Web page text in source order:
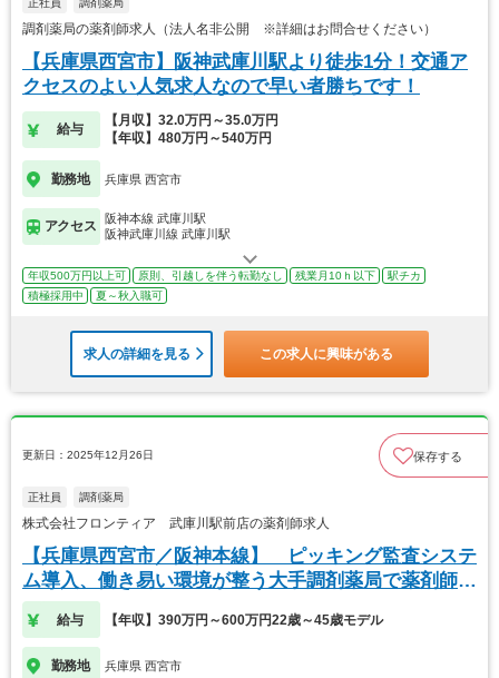
正社員 調剤薬局
調剤薬局の薬剤師求人（法人名非公開 ※詳細はお問合せください）
【兵庫県西宮市】阪神武庫川駅より徒歩1分！交通ア
クセスのよい人気求人なので早い者勝ちです！
給与
【月収】32.0万円～35.0万円
【年収】480万円～540万円
勤務地 兵庫県 西宮市
アクセス
阪神本線 武庫川駅
阪神武庫川線 武庫川駅
年収500万円以上可 原則、引越しを伴う転勤なし 残業月10ｈ以下
駅チカ
積極採用中
夏～秋入職可
求人の詳細を見る この求人に興味がある
更新日：2025年12月26日 保存する
正社員 調剤薬局
株式会社フロンティア 武庫川駅前店の薬剤師求人
【兵庫県西宮市／阪神本線】 ピッキング監査システ
ム導入、働き易い環境が整う大手調剤薬局で薬剤師募
集☆
給与 【年収】390万円～600万円22歳～45歳モデル
勤務地 兵庫県 西宮市